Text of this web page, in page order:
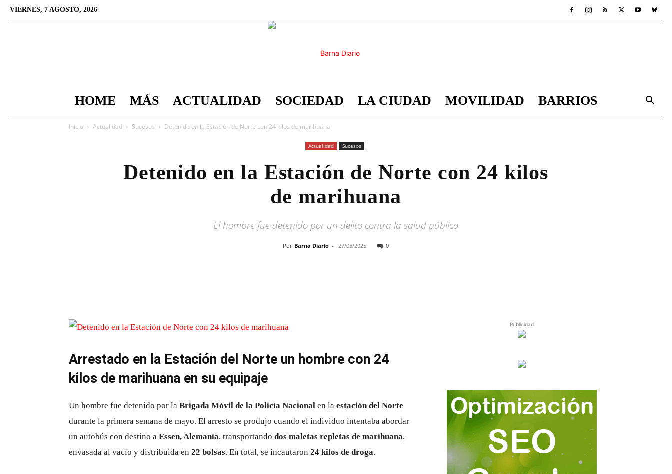
VIERNES, 7 AGOSTO, 2026
Barna
HOME MÁS ACTUALIDAD SOCIEDAD LA CIUDAD MOVILIDAD BARRIOS
Inicio Actualidad Sucesos Detenido en la Estación de Norte con 24 kilos de marihuana
Actualidad Sucesos
Detenido en la Estación de Norte con 24 kilos
de marihuana
El hombre fue detenido por un delito contra la salud pública
Por Barna Diario - 27/05/2025 0
Arrestado en la Estación del Norte un hombre con 24
kilos de marihuana en su equipaje
Un hombre fue detenido por la Brigada Móvil de la Policía Nacional en la estación del Norte
durante la primera semana de mayo. El arresto se produjo cuando el individuo intentaba abordar
un autobús con destino a Essen, Alemania, transportando dos maletas repletas de marihuana,
envasada al vacío y distribuida en 22 bolsas. En total, se incautaron 24 kilos de droga.
Publicidad